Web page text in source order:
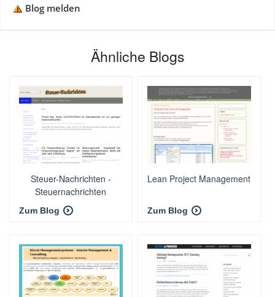
Blog melden
Ähnliche Blogs
Steuer-Nachrichten -
Steuernachrichten
Zum Blog
Lean Project Management
Zum Blog